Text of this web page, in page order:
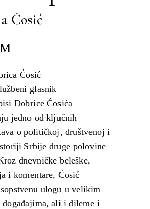
Ćosić
Ćosić
glasnik
Dobrice Ćosića
jedno od ključnih
o političkoj, društvenoj i
Srbije druge polovine
dnevničke beleške,
i komentare, Ćosić
ulogu u velikim
ali i dileme i